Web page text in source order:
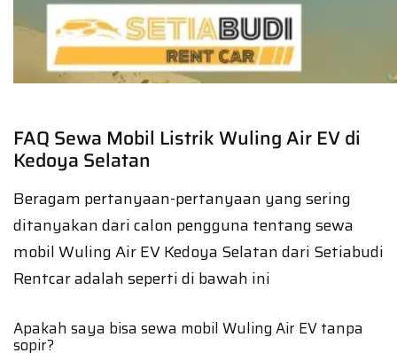
FAQ Sewa Mobil Listrik Wuling Air EV di
Kedoya Selatan
Beragam pertanyaan-pertanyaan yang sering
ditanyakan dari calon pengguna tentang sewa
mobil Wuling Air EV Kedoya Selatan dari Setiabudi
Rentcar adalah seperti di bawah ini
Apakah saya bisa sewa mobil Wuling Air EV tanpa
sopir?